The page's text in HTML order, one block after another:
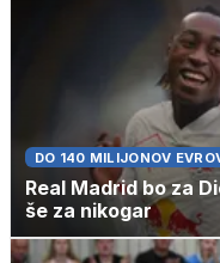
DO 140 MILIJONOV
Real Madrid bo za
še za nikogar